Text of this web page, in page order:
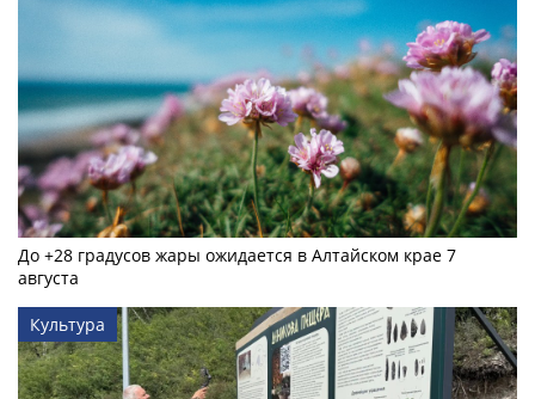
До +28 градусов жары ожидается в Алтайском крае 7
августа
Культура